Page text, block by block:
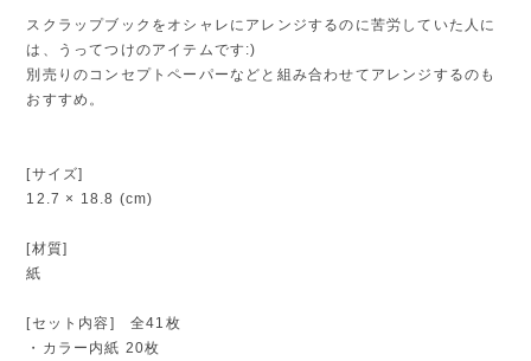
スクラップブックをオシャレにアレンジするのに苦労していた人に
は、うってつけのアイテムです:)
別売りのコンセプトペーパーなどと組み合わせてアレンジするのも
おすすめ。
[サイズ]
12.7 × 18.8 (cm)
[材質]
紙
[セット内容] 全41枚
・カラー内紙 20枚